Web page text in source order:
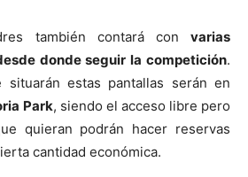
también contará con varias
donde seguir la competición.
estas pantallas serán en
Park, siendo el acceso libre pero
quieran podrán hacer reservas
cantidad económica.